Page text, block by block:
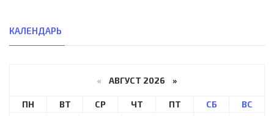
КАЛЕНДАРЬ
« АВГУСТ 2026 »
ПН ВТ СР ЧТ ПТ СБ
ВС